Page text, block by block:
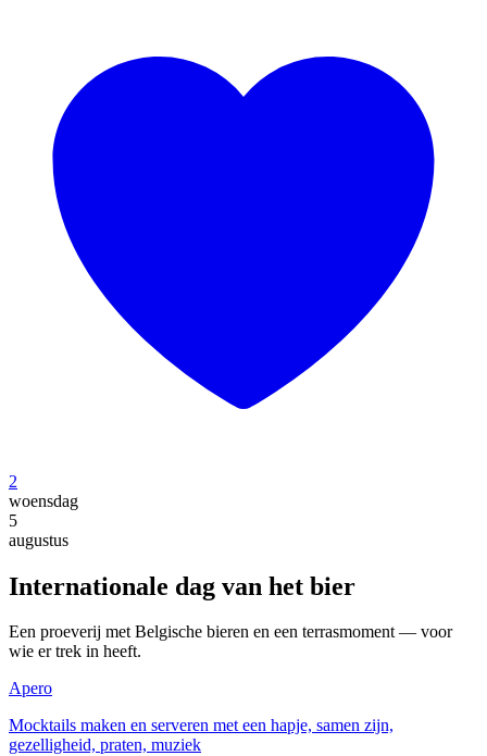
2
woensdag
5
augustus
Internationale dag van het bier
Een proeverij met Belgische bieren en een terrasmoment — voor
wie er trek in heeft.
Apero
Mocktails maken en serveren met een hapje, samen zijn,
gezelligheid, praten, muziek